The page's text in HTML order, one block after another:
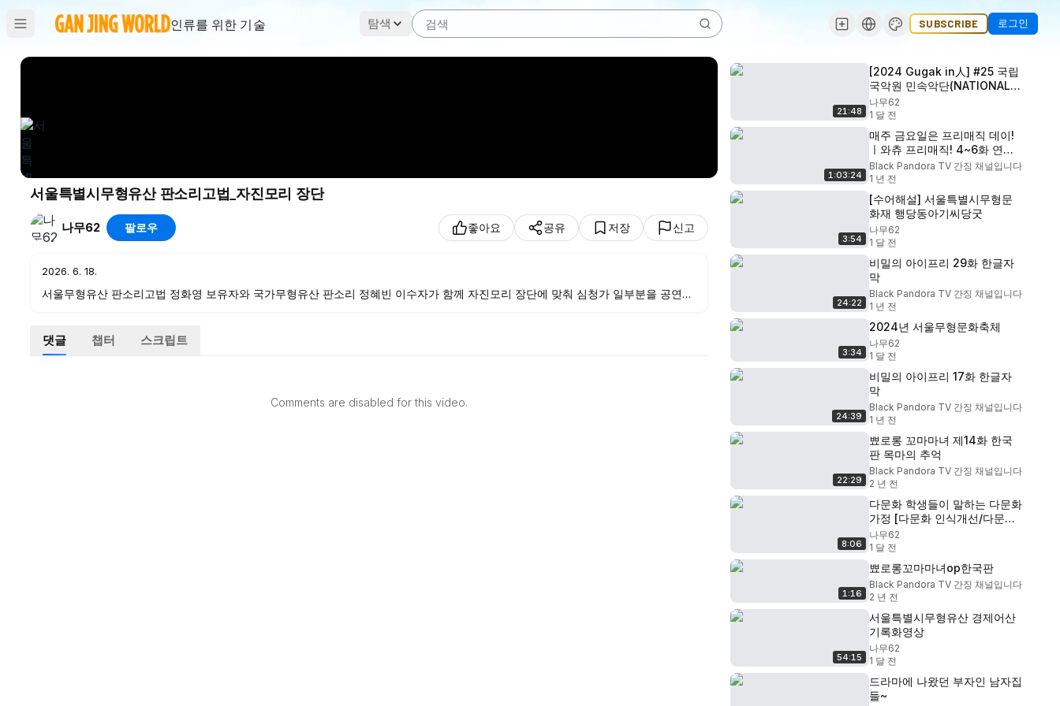
인류를 위한 기술 탐색 SUBSCRIBE 로그인
서울특별시무형유산 판소리고법_자진모리 장단
나무62 팔로우 좋아요 공유 저장 신고
2026. 6. 18.
서울무형유산 판소리고법 정화영 보유자와 국가무형유산 판소리 정혜빈 이수자가 함께 자진모리 장단에 맞춰 심청가 일부분을 공연한
※이 동영상은 서울시에서 진행하는 서울특별시무형유산 기록화사업으로 제작되었습니다.
댓글 챕터 스크립트
Comments are disabled for this video.
21:48
[2024 Gugak in人] #25 국립
국악원 민속악단(NATIONAL
GUGAK CENTER FOLK
MUSIC GROUP) - 판굿(Pan-
gut)
나무62
1 달 전
1:03:24
매주 금요일은 프리매직 데이!
ㅣ와츄 프리매직! 4~6화 연속
방영ㅣ프리티 시리즈 최신작
Black Pandora TV 간징 채널입니다
1 년 전
3:54
[수어해설] 서울특별시무형문
화재 행당동아기씨당굿
나무62
1 달 전
24:22
비밀의 아이프리 29화 한글자
막
Black Pandora TV 간징 채널입니다
1 년 전
3:34
2024년 서울무형문화축체
나무62
1 달 전
24:39
비밀의 아이프리 17화 한글자
막
Black Pandora TV 간징 채널입니다
1 년 전
22:29
뾰로롱 꼬마마녀 제14화 한국
판 목마의 추억
Black Pandora TV 간징 채널입니다
2 년 전
8:06
다문화 학생들이 말하는 다문화
가정 [다문화 인식개선/다문화
교육]
나무62
1 달 전
1:16
뾰로롱꼬마마녀op한국판
Black Pandora TV 간징 채널입니다
2 년 전
54:15
서울특별시무형유산 경제어산
기록화영상
나무62
1 달 전
드라마에 나왔던 부자인 남자집
들~